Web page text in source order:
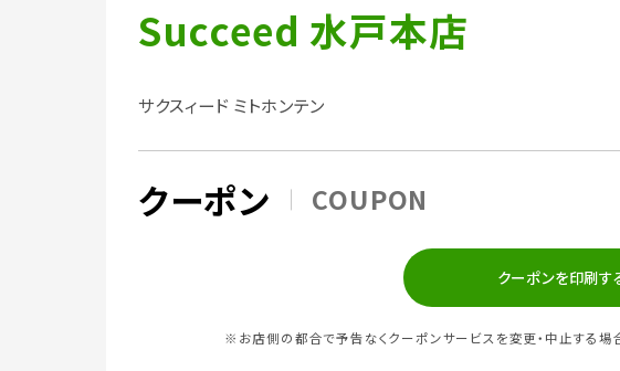
Succeed 水戸本店
サクスィード ミトホンテン
クーポン COUPON
クーポンを印刷す
※お店側の都合で予告なくクーポンサービスを変更・中止する場